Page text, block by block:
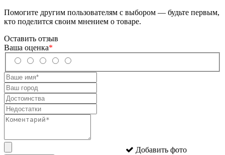
Помогите другим пользователям с выбором — будьте первым,
кто поделится своим мнением о товаре.
Оставить отзыв
Ваша оценка*
Добавить фото